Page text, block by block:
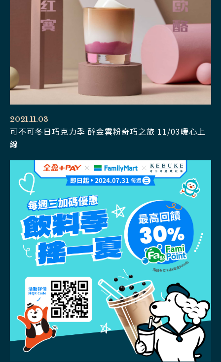
2021.11.03
可不可冬日巧克力季 醉金雲粉奇巧之旅 11/03暖心上
線